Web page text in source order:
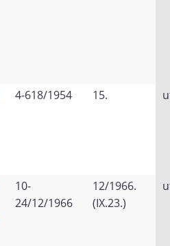
4-618/1954 15.
10-
24/12/1966
12/1966.
(IX.23.)